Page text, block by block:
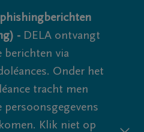
- DELA ontvangt
berichten via
Onder het
tracht men
persoonsgegevens
Klik niet op